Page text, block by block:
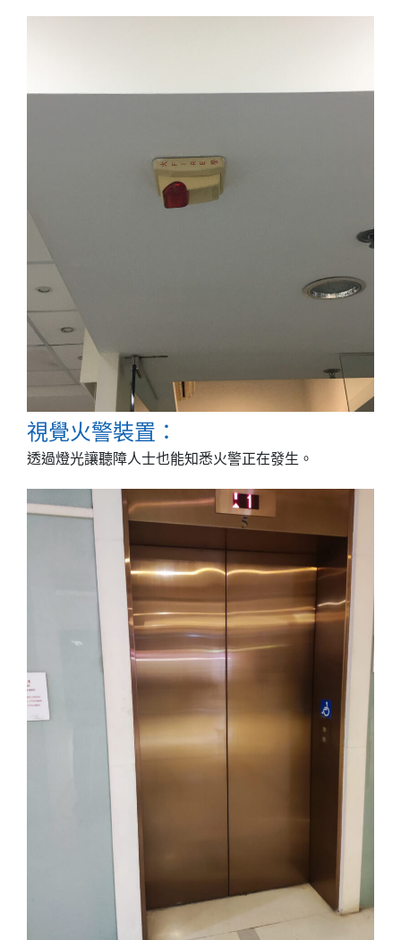
視覺火警裝置：
透過燈光讓聽障人士也能知悉火警正在發生。